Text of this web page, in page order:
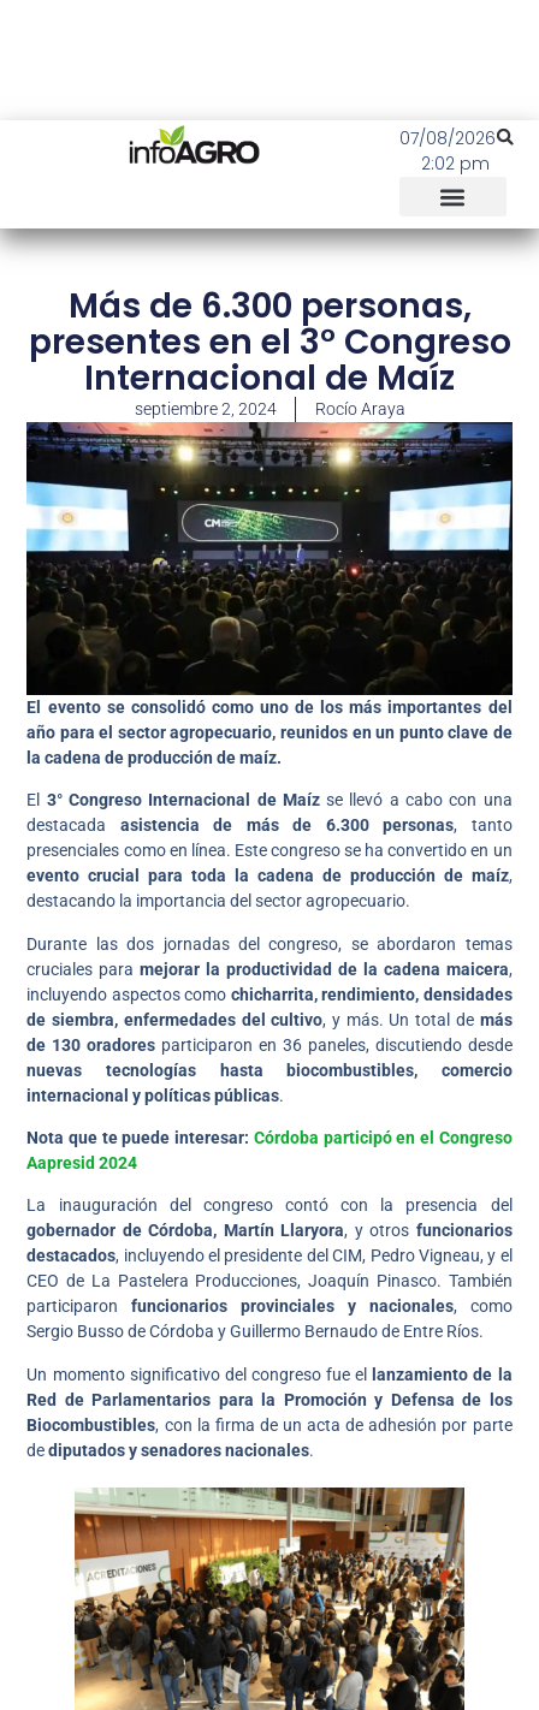
07/08/2026
2:02 pm
Más de 6.300 personas,
presentes en el 3° Congreso
Internacional de Maíz
septiembre 2, 2024 Rocío Araya
El evento se consolidó como uno de los más importantes del
año para el sector agropecuario, reunidos en un punto clave de
la cadena de producción de maíz.
El 3° Congreso Internacional de Maízse llevó a cabo con una
destacada asistencia de más de 6.300 personas, tanto
presenciales como en línea. Este congreso se ha convertido en un
evento crucial para toda la cadena de producción de maíz,
destacando la importancia del sector agropecuario.
Durante las dos jornadas del congreso, se abordaron temas
cruciales paramejorar la productividad de la cadena maicera,
incluyendo aspectos como chicharrita, rendimiento, densidades
de siembra, enfermedades del cultivo, y más. Un total de más
de 130 oradores participaron en 36 paneles, discutiendo desde
nuevas tecnologías hasta biocombustibles, comercio
internacional y políticas públicas.
Nota que te puede interesar: Córdoba participó en el Congreso
Aapresid 2024
La inauguración del congreso contó con la presencia del
gobernador de Córdoba, Martín Llaryora, y otros funcionarios
destacados, incluyendo el presidente del CIM, Pedro Vigneau, y el
CEO de La Pastelera Producciones, Joaquín Pinasco. También
participaronfuncionarios provinciales y nacionales, como
Sergio Busso de Córdoba y Guillermo Bernaudo de Entre Ríos.
Un momento significativo del congreso fue el
lanzamiento de la
Red de Parlamentarios para la Promoción y Defensa de los
Biocombustibles, con la firma de un acta de adhesión por parte
dediputados y senadores nacionales.